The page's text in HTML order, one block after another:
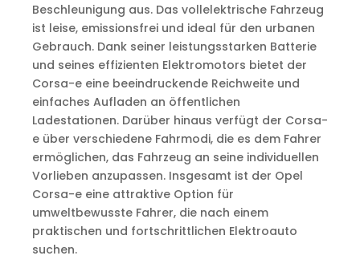
Beschleunigung aus. Das vollelektrische Fahrzeug
ist leise, emissionsfrei und ideal für den urbanen
Gebrauch. Dank seiner leistungsstarken Batterie
und seines effizienten Elektromotors bietet der
Corsa-e eine beeindruckende Reichweite und
einfaches Aufladen an öffentlichen
Ladestationen. Darüber hinaus verfügt der Corsa-
e über verschiedene Fahrmodi, die es dem Fahrer
ermöglichen, das Fahrzeug an seine individuellen
Vorlieben anzupassen. Insgesamt ist der Opel
Corsa-e eine attraktive Option für
umweltbewusste Fahrer, die nach einem
praktischen und fortschrittlichen Elektroauto
suchen.